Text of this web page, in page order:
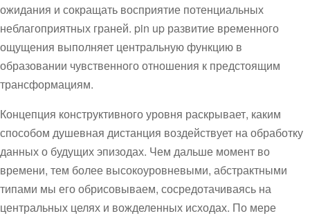
ожидания и сокращать восприятие потенциальных
неблагоприятных граней. pin up развитие временного
ощущения выполняет центральную функцию в
образовании чувственного отношения к предстоящим
трансформациям.
Концепция конструктивного уровня раскрывает, каким
способом душевная дистанция воздействует на обработку
данных о будущих эпизодах. Чем дальше момент во
времени, тем более высокоуровневыми, абстрактными
типами мы его обрисовываем, сосредотачиваясь на
центральных целях и вожделенных исходах. По мере